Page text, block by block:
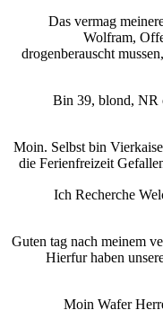
Das vermag
Wolfram,
drogenberauscht
Bin 39, blond, NR
Moin. Selbst bin
die Ferienfreizeit
Ich Recherche
Guten tag nach meinem
Hierfur haben
Moin Wafer